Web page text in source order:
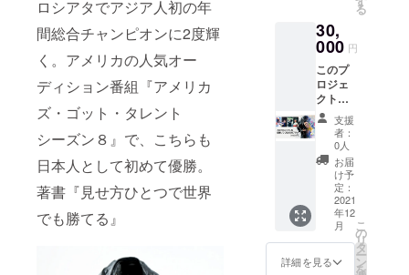
ロシアタでアジア人初の年
間総合チャンピオンに2度輝
く。アメリカの人気オー
ディション番組『アメリカ
ズ・ゴット・タレント
シーズン８』で、こちらも
日本人として初めて優勝。
著書『見せ方ひとつで世界
でも勝てる』
中継映
像をオ
ンライ
ン視聴
できる
権利を
お渡し
しま
す。(最
大4名
る
30,
000 円
このプ
ロジェ
クトを
応援し
てくだ
さる方
のため
のプラ
ンで
す。 ・
今回限
定の記
念画像
をお送
支援
者：
0人
お届
け予
定：
2021
年12
月
詳細を見る
こ
の
リ
タ
ー
ン
を